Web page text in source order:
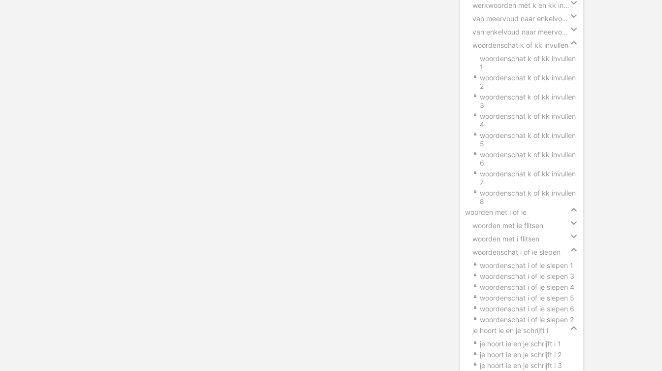
werkwoorden met k en kk invullen
van meervoud naar enkelvoud k en kk
van enkelvoud naar meervoud k en kk
woordenschat k of kk invullen
woordenschat k of kk invullen
1
woordenschat k of kk invullen
2
woordenschat k of kk invullen
3
woordenschat k of kk invullen
4
woordenschat k of kk invullen
5
woordenschat k of kk invullen
6
woordenschat k of kk invullen
7
woordenschat k of kk invullen
8
woorden met i of ie
woorden met ie flitsen
woorden met i flitsen
woordenschat i of ie slepen
woordenschat i of ie slepen 1
woordenschat i of ie slepen 3
woordenschat i of ie slepen 4
woordenschat i of ie slepen 5
woordenschat i of ie slepen 6
woordenschat i of ie slepen 2
je hoort ie en je schrijft i
je hoort ie en je schrijft i 1
je hoort ie en je schrijft i 2
je hoort ie en je schrijft i 3